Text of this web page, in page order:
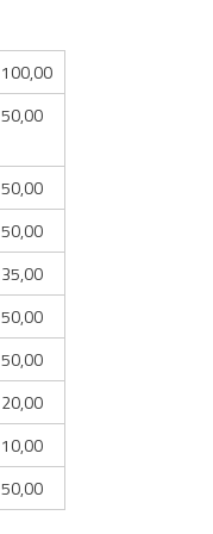
100,00
50,00
50,00
50,00
35,00
50,00
50,00
20,00
10,00
50,00